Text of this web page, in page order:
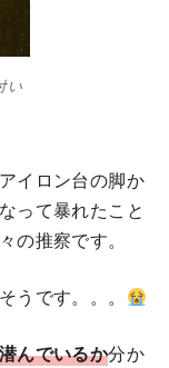
い
イロン台の脚か
って暴れたこと
の推察です。
うです。。。
んでいるか分か